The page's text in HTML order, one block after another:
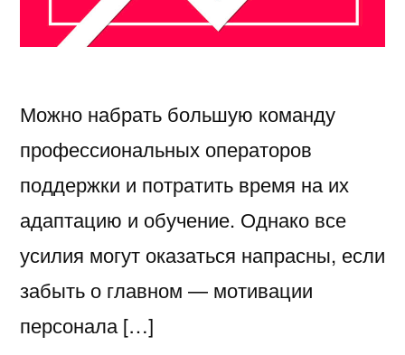
Можно набрать большую команду
профессиональных операторов
поддержки и потратить время на их
адаптацию и обучение. Однако все
усилия могут оказаться напрасны, если
забыть о главном — мотивации
персонала […]